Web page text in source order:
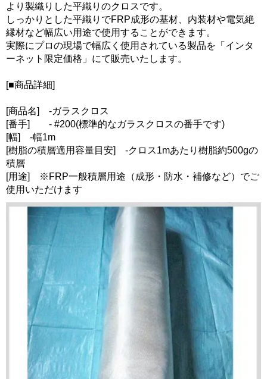
より製織りした平織りのクロスです。
しっかりとした平織りでFRP成形の基材、内装材や電気絶
縁材など幅広い用途で使用することができます。
実際にプロの現場で幅広く使用されている製品を「インタ
ーネット限定価格」にて販売いたします。
[■商品詳細]
[商品名] -ガラスクロス
[番手] - #200(標準的なガラスクロスの番手です)
[幅] -幅1m
[樹脂の積層適用容量目安] -クロス1mあたり樹脂約500gの
積層
[用途] ※FRP一般積層用途（成形・防水・補修など）でご
使用いただけます